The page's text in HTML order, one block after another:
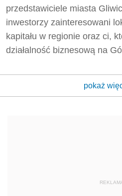
przedstawiciele miasta
inwestorzy zainteresowani
kapitału w regionie oraz ci,
działalność biznesową na
pokaż